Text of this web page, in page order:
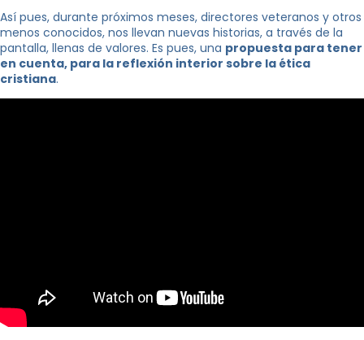
Así pues, durante próximos meses, directores veteranos y otros
menos conocidos, nos llevan nuevas historias, a través de la
pantalla, llenas de valores. Es pues, una propuesta para tener
en cuenta, para la reflexión interior sobre la ética
cristiana.